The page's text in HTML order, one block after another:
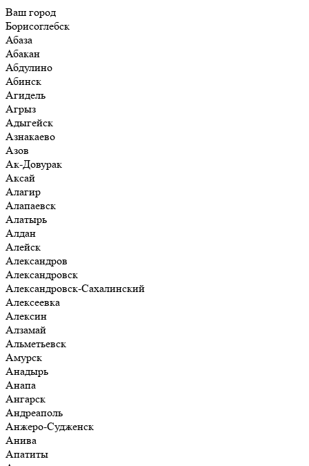
Ваш город
Борисоглебск
Абаза
Абакан
Абдулино
Абинск
Агидель
Агрыз
Адыгейск
Азнакаево
Азов
Ак-Довурак
Аксай
Алагир
Алапаевск
Алатырь
Алдан
Алейск
Александров
Александровск
Александровск-Сахалинский
Алексеевка
Алексин
Алзамай
Альметьевск
Амурск
Анадырь
Анапа
Ангарск
Андреаполь
Анжеро-Судженск
Анива
Апатиты